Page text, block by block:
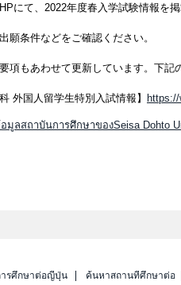
にて、2022年度春入学試験情報を掲
願条件などをご確認ください。
項もあわせて更新しています。下記
科 外国人留学生特別入試情報】
มูลสถาบันการศึกษาของSeisa Dohto
ารศึกษาต่อญี่ปุ่น ค้นหาสถานที่ศึกษาต่อ